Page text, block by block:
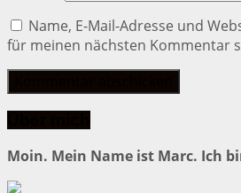
Name, E-Mail-Adresse und
für meinen nächsten Kommentar
Moin. Mein Name ist Marc. Ich